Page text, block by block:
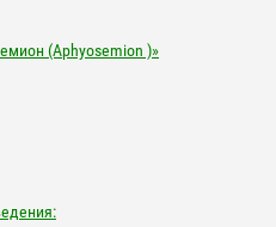
(Aphyosemion )»